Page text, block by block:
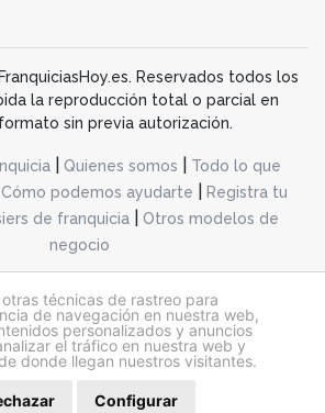
técnicas de rastreo para
de navegación en nuestra web,
personalizados y anuncios
el tráfico en nuestra web y
donde llegan nuestros visitantes.
Configurar
Reservados todos los
la reproducción total o parcial en
sin previa autorización.
Quienes somos
Todo lo que
Cómo podemos ayudarte
Registra tu
de franquicia|
Otros modelos de
negocio
legal| Política de cookies|Política de privacidad